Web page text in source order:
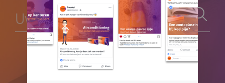
Je kunt Trachitol zuigtabletten